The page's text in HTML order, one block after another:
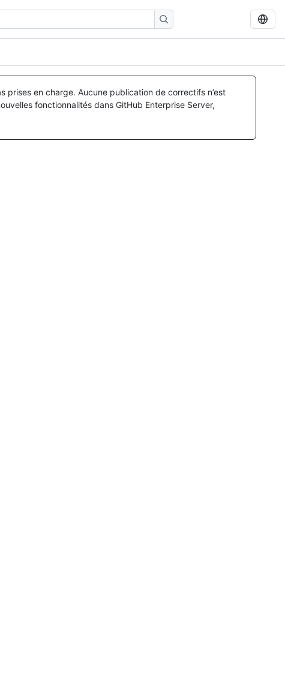
prises en charge. Aucune publication de correctifs n’est
fonctionnalités dans GitHub Enterprise Server,